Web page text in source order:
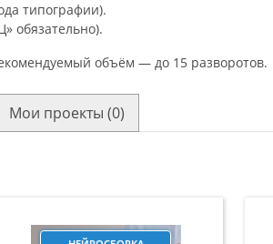
типографии).
обязательно).
объём — до 15 разворотов.
Мои проекты (0)